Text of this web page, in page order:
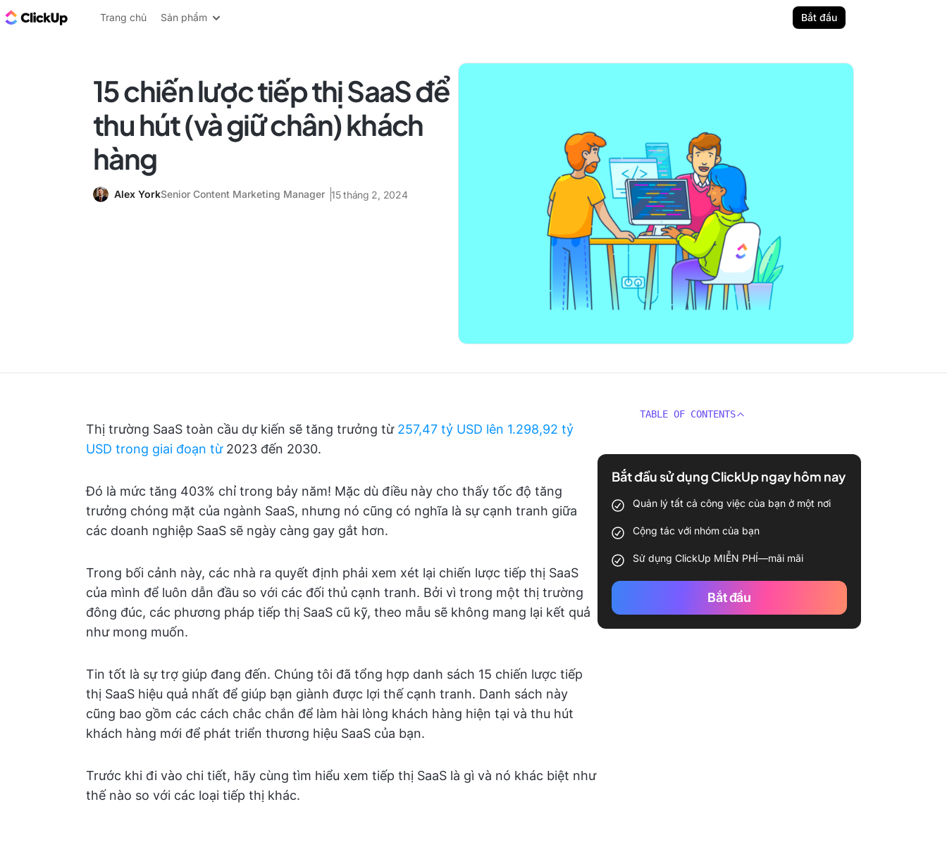
ClickUp Blog
Trang chủ Sản phẩm Bắt đầu
15 chiến lược tiếp thị SaaS để
thu hút (và giữ chân) khách
hàng
Alex YorkSenior Content Marketing Manager 15 tháng 2, 2024
Thị trường SaaS toàn cầu dự kiến sẽ tăng trưởng từ 257,47 tỷ USD lên 1.298,92 tỷ
USD trong giai đoạn từ 2023 đến 2030.
Đó là mức tăng 403% chỉ trong bảy năm! Mặc dù điều này cho thấy tốc độ tăng
trưởng chóng mặt của ngành SaaS, nhưng nó cũng có nghĩa là sự cạnh tranh giữa
các doanh nghiệp SaaS sẽ ngày càng gay gắt hơn.
Trong bối cảnh này, các nhà ra quyết định phải xem xét lại chiến lược tiếp thị SaaS
của mình để luôn dẫn đầu so với các đối thủ cạnh tranh. Bởi vì trong một thị trường
đông đúc, các phương pháp tiếp thị SaaS cũ kỹ, theo mẫu sẽ không mang lại kết quả
như mong muốn.
Tin tốt là sự trợ giúp đang đến. Chúng tôi đã tổng hợp danh sách 15 chiến lược tiếp
thị SaaS hiệu quả nhất để giúp bạn giành được lợi thế cạnh tranh. Danh sách này
cũng bao gồm các cách chắc chắn để làm hài lòng khách hàng hiện tại và thu hút
khách hàng mới để phát triển thương hiệu SaaS của bạn.
Trước khi đi vào chi tiết, hãy cùng tìm hiểu xem tiếp thị SaaS là gì và nó khác biệt như
thế nào so với các loại tiếp thị khác.
TABLE OF CONTENTS
Bắt đầu sử dụng ClickUp ngay hôm nay
Quản lý tất cả công việc của bạn ở một nơi
Cộng tác với nhóm của bạn
Sử dụng ClickUp MIỄN PHÍ—mãi mãi
Bắt đầu